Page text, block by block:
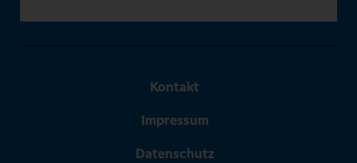
Kontakt
Impressum
Datenschutz